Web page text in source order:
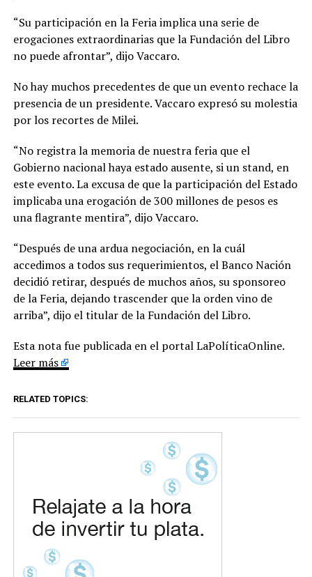
“Su participación en la Feria implica una serie de
erogaciones extraordinarias que la Fundación del Libro
no puede afrontar”, dijo Vaccaro.
No hay muchos precedentes de que un evento rechace la
presencia de un presidente. Vaccaro expresó su molestia
por los recortes de Milei.
“No registra la memoria de nuestra feria que el
Gobierno nacional haya estado ausente, si un stand, en
este evento. La excusa de que la participación del Estado
implicaba una erogación de 300 millones de pesos es
una flagrante mentira”, dijo Vaccaro.
“Después de una ardua negociación, en la cuál
accedimos a todos sus requerimientos, el Banco Nación
decidió retirar, después de muchos años, su sponsoreo
de la Feria, dejando trascender que la orden vino de
arriba”, dijo el titular de la Fundación del Libro.
Esta nota fue publicada en el portal LaPolíticaOnline.
Leer más
RELATED TOPICS: